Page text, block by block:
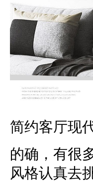
简约客厅现
的确，有很
风格认真去